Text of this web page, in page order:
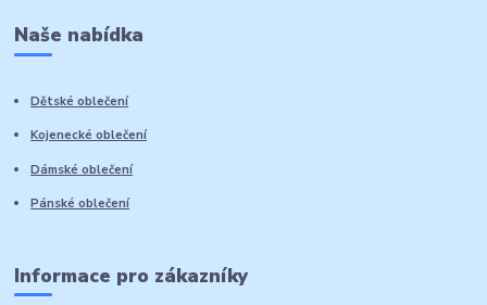
Naše nabídka
Dětské oblečení
Kojenecké oblečení
Dámské oblečení
Pánské oblečení
Informace pro zákazníky